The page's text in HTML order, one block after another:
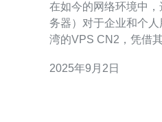
在如今的网络环境中
务器）对于企业和个
湾的VPS CN2，凭借
与性能进行深入分析，
2025年9月2日